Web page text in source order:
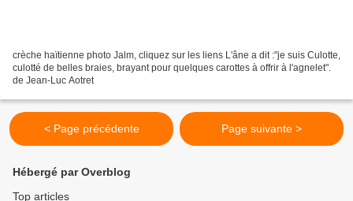
crèche haïtienne photo Jalm, cliquez sur les liens L'âne a dit :"je suis Culotte,
culotté de belles braies, brayant pour quelques carottes à offrir à l'agnelet".
de Jean-Luc Aotret
< Page précédente Page suivante >
Hébergé par Overblog
Top articles